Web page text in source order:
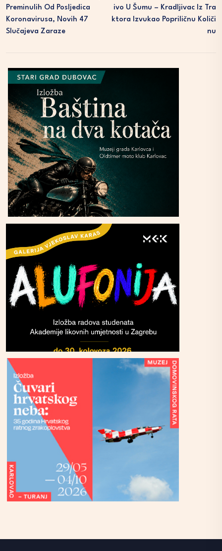
Preminulih Od Posljedica
Koronavirusa, Novih 47
Slučajeva Zaraze
Ivo U Šumu – Kradljivac Iz Tra
Ktora Izvukao Popriličnu Količi
Nu